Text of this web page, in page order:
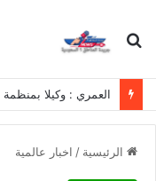
بحث
الرئيسية / اخبار عالمية